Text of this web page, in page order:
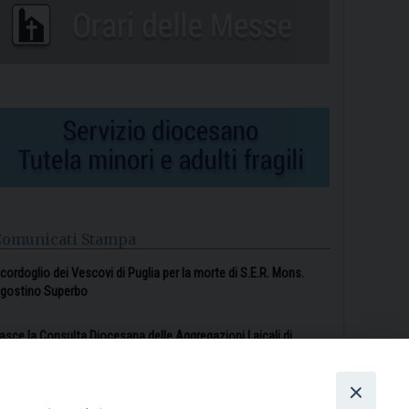
Stampa
Il cordoglio dei Vescovi di Puglia per la morte di S.E.R. Mons.
Superbo
la Consulta Diocesana delle Aggregazioni Laicali di